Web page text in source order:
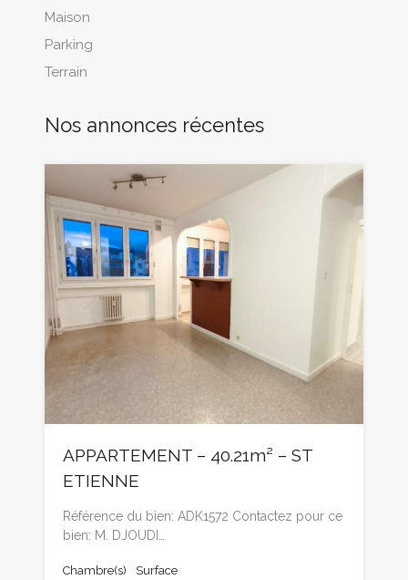
Maison
Parking
Terrain
Nos annonces récentes
APPARTEMENT – 40.21m² – ST
ETIENNE
Référence du bien: ADK1572 Contactez pour ce
bien: M. DJOUDI…
Chambre(s)
Surface